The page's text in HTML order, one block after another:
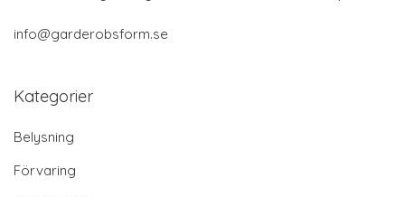
info@garderobsform.se
Kategorier
Belysning
Förvaring